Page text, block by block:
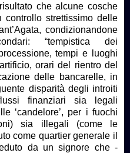
che alcune cosche
controllo strettissimo delle
condizionandone
“tempistica dei
tempi e luoghi
orari del rientro del
delle bancarelle, in
disparità degli introiti
finanziari sia legali
‘candelore’, per i fuochi
sia illegali (come le
come quartier generale il
da un signore che -